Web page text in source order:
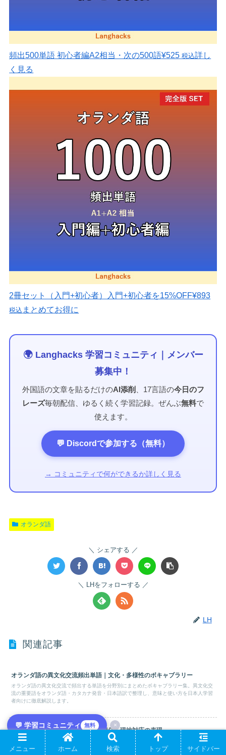
頻出500単語 初心者編A2相当・次の500語¥525 税込詳し
く見る
2冊セット（入門+初心者） 入門+初心者を15%OFF¥893
税込 まとめてお得に
🌍 Langhacks 学習コミュニティ｜メンバー
募集中！
外国語の文章を貼るだけのAI添削 、17言語の今日のフ
レーズ毎朝配信、ゆるく続く学習記録。ぜんぶ無料で
使えます。
💬 Discordで参加する（無料）
→ コミュニティで何ができるか詳しく見る
💬 学習コミュニティ 無料 ×
オランダ語
シェアする
LHをフォローする
LH
関連記事
オランダ語の異文化交流頻出単語｜文化・多様性のボキャブラリー
オランダ語の異文化交流で頻出する単語を分野別にまとめたボキャブラリー集。異文化交
流の重要語をオランダ語・カタカナ発音・日本語訳で整理し、意味と使い方を日本人学習
者向けに徹底解説します。
オランダ語の海外赴任フレーズ｜着任・現地対応の表現
オランダ語の海外赴任で使う実用フレーズを場面別に徹底解説。海外赴任の定番表現をオ
ランダ語・カタカナ発音・日本語訳の3点セットで紹介します。日本人学習者がビジネスの
メニュー ホーム 検索 トップ サイドバー